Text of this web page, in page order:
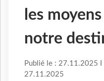
les
notre
Publié le : 27.11.2025
27.11.2025